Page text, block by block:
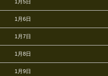
1月5日
1月6日
1月7日
1月8日
1月9日